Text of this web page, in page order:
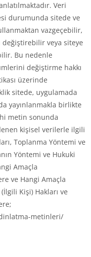
Veri
durumunda sitede ve
vazgeçebilir,
değiştirebilir veya siteye
Bu nedenle
değiştirme hakkı
üzerinde
sitede, uygulamada
yayınlanmakla birlikte
metin sonunda
kişisel verilerle ilgili
Toplanma Yöntemi ve
Yöntemi ve Hukuki
Amaçla
ve Hangi Amaçla
Kişi) Hakları ve
metinleri/